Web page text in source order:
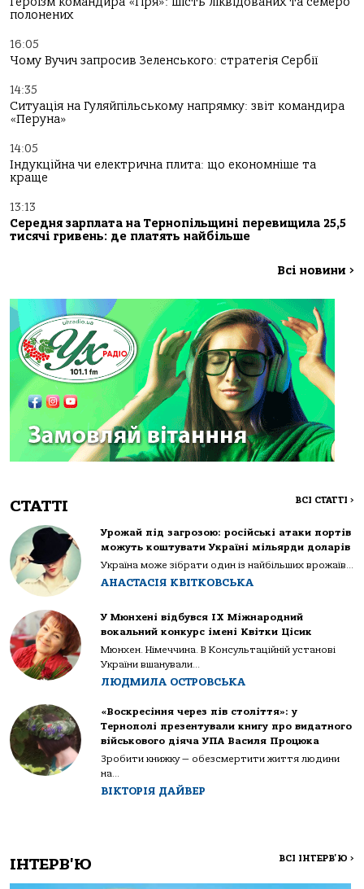
полонених
16:05
Чому Вучич запросив Зеленського: стратегія Сербії
14:35
Ситуація на Гуляйпільському напрямку: звіт командира
«Перуна»
14:05
Індукційна чи електрична плита: що економніше та
краще
13:13
Середня зарплата на Тернопільщині перевищила 25,5
тисячі гривень: де платять найбільше
Всі новини >
СТАТТІ ВСІ СТАТТІ >
Урожай під загрозою: російські атаки портів
можуть коштувати Україні мільярди доларів
Україна може зібрати один із найбільших врожаїв...
АНАСТАСІЯ КВІТКОВСЬКА
У Мюнхені відбувся IX Міжнародний
вокальний конкурс імені Квітки Цісик
Мюнхен. Німеччина. В Консультаційній установі
України вшанували...
ЛЮДМИЛА ОСТРОВСЬКА
«Воскресіння через пів століття»: у
Тернополі презентували книгу про видатного
військового діяча УПА Василя Процюка
Зробити книжку — обезсмертити життя людини
на...
ВІКТОРІЯ ДАЙВЕР
ІНТЕРВ'Ю ВСІ ІНТЕРВ'Ю >